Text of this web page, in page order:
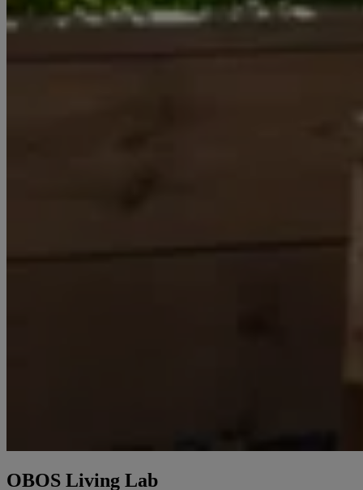
OBOS Living Lab